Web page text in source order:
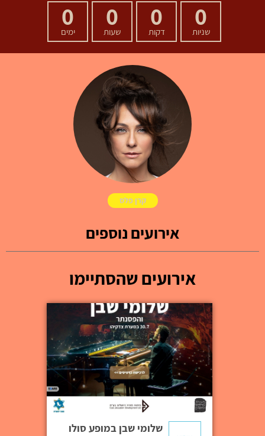
0
שניות
0
דקות
0
שעות
0
ימים
קרן פלס
אירועים נוספים
אירועים שהסתיימו
שלומי שבן במופע סולו